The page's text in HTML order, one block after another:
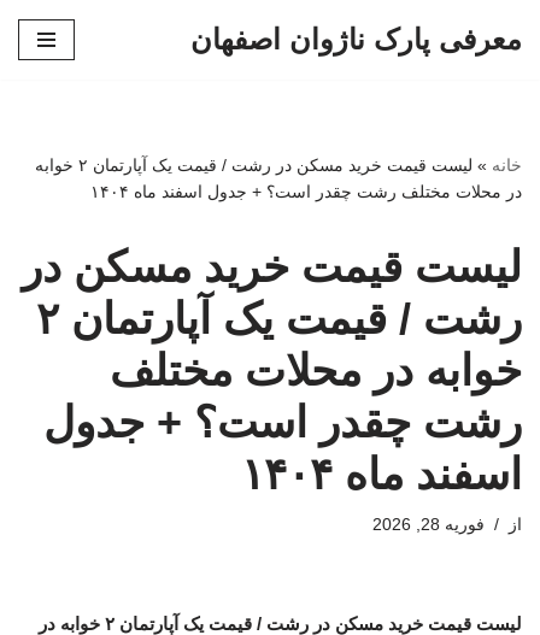
معرفی پارک ناژوان اصفهان
خانه »
لیست قیمت خرید مسکن در رشت / قیمت یک آپارتمان ۲ خوابه
در محلات مختلف رشت چقدر است؟ + جدول اسفند ماه ۱۴۰۴
لیست قیمت خرید مسکن در
رشت / قیمت یک آپارتمان ۲
خوابه در محلات مختلف
رشت چقدر است؟ + جدول
اسفند ماه ۱۴۰۴
از فوریه 28, 2026
لیست قیمت خرید مسکن در رشت / قیمت یک آپارتمان ۲ خوابه در